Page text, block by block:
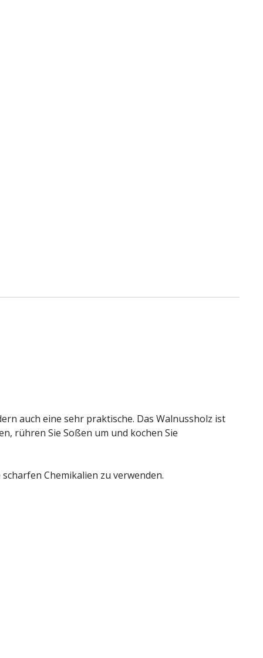
auch eine sehr praktische. Das Walnussholz ist
rühren Sie Soßen um und kochen Sie
Chemikalien zu verwenden.